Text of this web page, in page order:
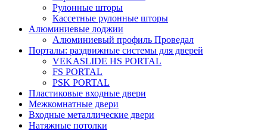
Рулонные шторы
Кассетные рулонные шторы
Алюминиевые лоджии
Алюминиевый профиль Проведал
Порталы: раздвижные системы для дверей
VEKASLIDE HS PORTAL
FS PORTAL
PSK PORTAL
Пластиковые входные двери
Межкомнатные двери
Входные металлические двери
Натяжные потолки